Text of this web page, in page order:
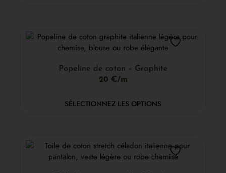
Popeline de coton – Graphite
20 €/m
SÉLECTIONNEZ LES OPTIONS